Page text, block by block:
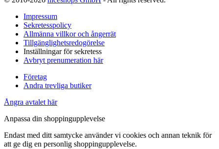
Impressum
Sekretesspolicy
Allmänna villkor och ångerrät
Tillgänglighetsredogörelse
Inställningar för sekretess
Avbryt prenumeration här
Företag
Andra trevliga butiker
Ångra avtalet här
Anpassa din shoppingupplevelse
Endast med ditt samtycke använder vi cookies och annan teknik för
att ge dig en personlig shoppingupplevelse.